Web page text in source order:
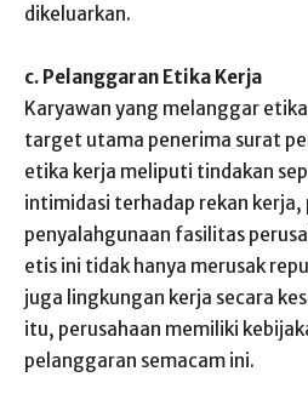
dikeluarkan.
c. Pelanggaran Etika Kerja
Karyawan yang melanggar
target utama penerima surat
etika kerja meliputi tindakan
intimidasi terhadap rekan
penyalahgunaan fasilitas
etis ini tidak hanya merusak
juga lingkungan kerja secara
itu, perusahaan memiliki
pelanggaran semacam ini.